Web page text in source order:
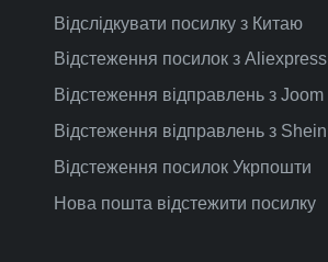
Відслідкувати посилку з Китаю
Відстеження посилок з Aliexpress
Відстеження відправлень з Joom
Відстеження відправлень з Shein
Відстеження посилок Укрпошти
Нова пошта відстежити посилку